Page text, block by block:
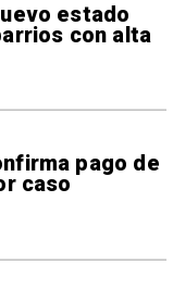
estado
con alta
pago de
caso